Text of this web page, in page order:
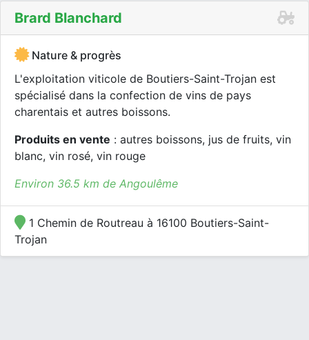
Brard Blanchard
Nature & progrès
L'exploitation viticole de Boutiers-Saint-Trojan est
spécialisé dans la confection de vins de pays
charentais et autres boissons.
Produits en vente : autres boissons, jus de fruits, vin
blanc, vin rosé, vin rouge
Environ 36.5 km de Angoulême
1 Chemin de Routreau à 16100 Boutiers-Saint-
Trojan